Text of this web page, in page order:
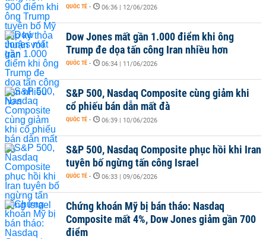
QUỐC TẾ - 06:36 | 12/06/2026
Dow Jones mất gần 1.000 điểm khi ông
Trump đe dọa tấn công Iran nhiều hơn
QUỐC TẾ - 06:34 | 11/06/2026
S&P 500, Nasdaq Composite cùng giảm khi
cổ phiếu bán dẫn mất đà
QUỐC TẾ - 06:39 | 10/06/2026
S&P 500, Nasdaq Composite phục hồi khi Iran
tuyên bố ngừng tấn công Israel
QUỐC TẾ - 06:33 | 09/06/2026
Chứng khoán Mỹ bị bán tháo: Nasdaq
Composite mất 4%, Dow Jones giảm gần 700
điểm